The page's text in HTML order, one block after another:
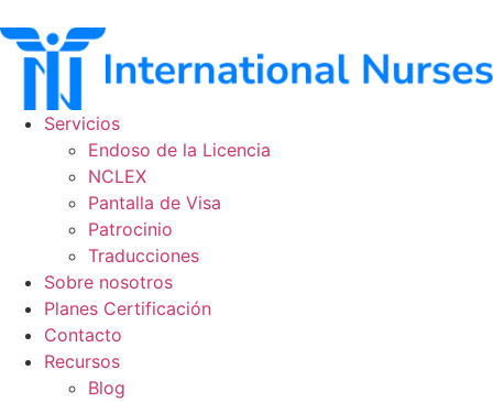
al
contenido
Servicios
Endoso de la Licencia
NCLEX
Pantalla de Visa
Patrocinio
Traducciones
Sobre nosotros
Planes Certificación
Contacto
Recursos
Blog